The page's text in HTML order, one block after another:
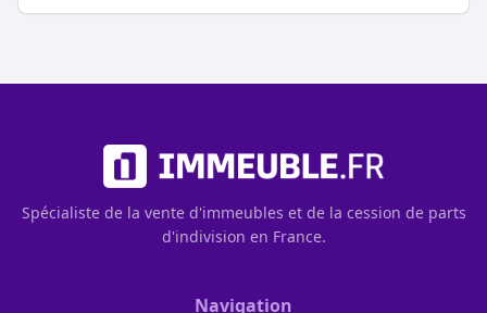
Spécialiste de la vente d'immeubles et de la cession de parts
d'indivision en France.
Navigation